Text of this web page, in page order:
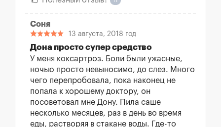
Соня
13 августа, 2018 год
Дона просто супер средство
У меня коксартроз. Боли были ужасные,
ночью просто невыносимо, до слез. Много
чего перепробовала, пока наконец не
попала к хорошему доктору, он
посоветовал мне Дону. Пила саше
несколько месяцев, раз в день во время
еды, растворяя в стакане воды. Где-то